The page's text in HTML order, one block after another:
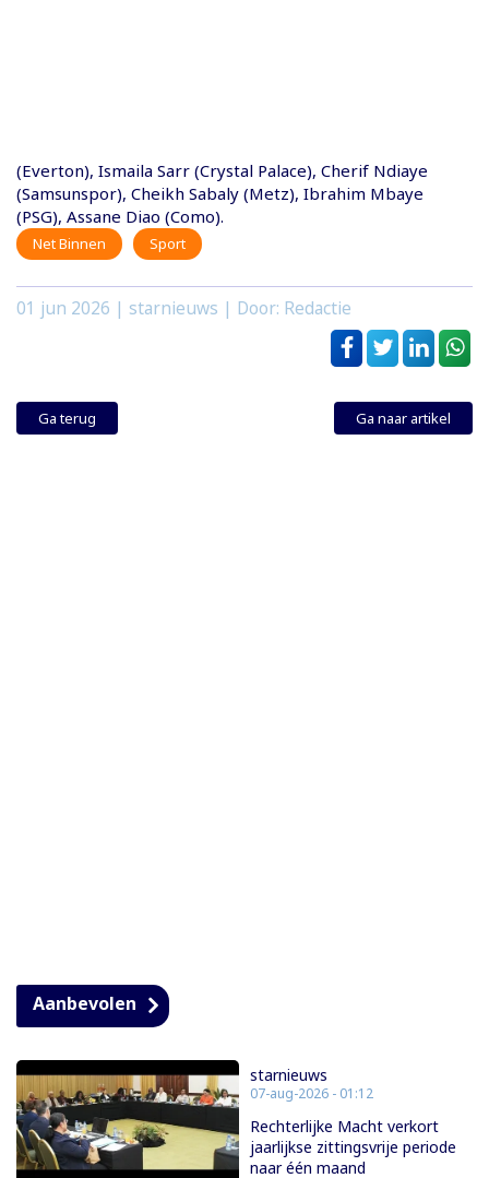
(Everton), Ismaila Sarr (Crystal Palace), Cherif Ndiaye
(Samsunspor), Cheikh Sabaly (Metz), Ibrahim Mbaye
(PSG), Assane Diao (Como).
Net Binnen Sport
01 jun 2026 | starnieuws | Door: Redactie
Ga terug Ga naar artikel
Aanbevolen
starnieuws
07-aug-2026 - 01:12
Rechterlijke Macht verkort
jaarlijkse zittingsvrije periode
naar één maand